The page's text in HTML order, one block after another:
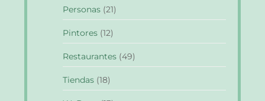
Personas (21)
Pintores (12)
Restaurantes (49)
Tiendas (18)